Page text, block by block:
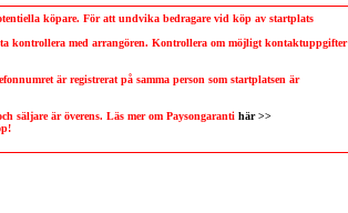
köpare. För att undvika bedragare vid köp av startplats
kontrollera med arrangören. Kontrollera om möjligt kontaktuppgifter
är registrerat på samma person som startplatsen är
säljare är överens. Läs mer om Paysongaranti här >>